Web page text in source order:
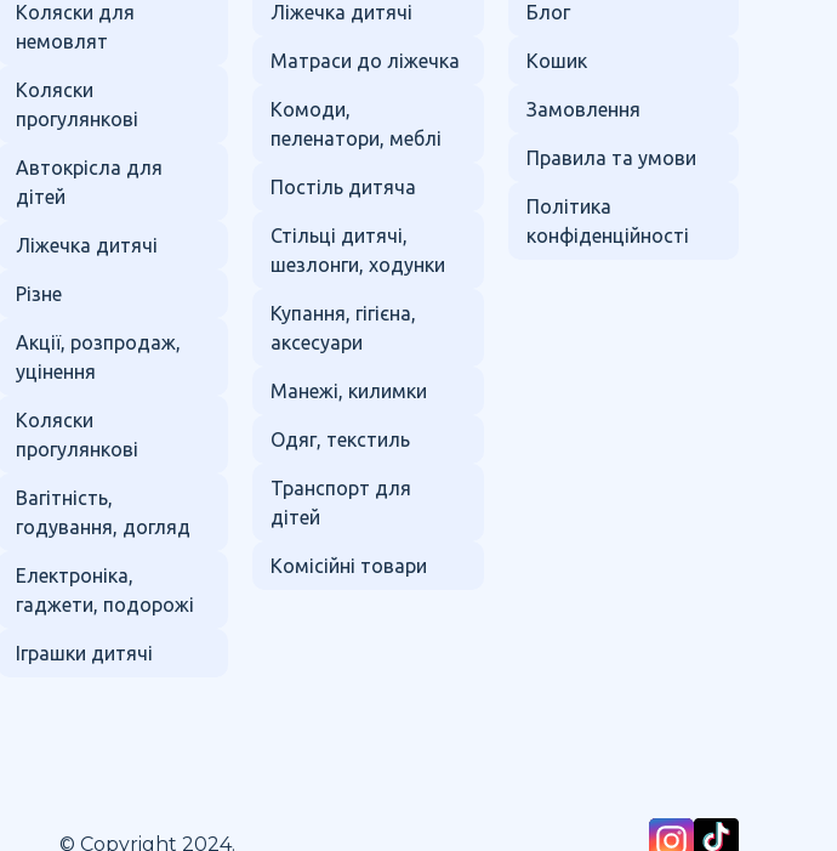
Коляски для
немовлят
Коляски
прогулянкові
Автокрісла для
дітей
Ліжечка дитячі
Різне
Акції, розпродаж,
уцінення
Коляски
прогулянкові
Вагітність,
годування, догляд
Електроніка,
гаджети, подорожі
Іграшки дитячі
Ліжечка дитячі
Матраси до ліжечка
Комоди,
пеленатори, меблі
Постіль дитяча
Стільці дитячі,
шезлонги, ходунки
Купання, гігієна,
аксесуари
Манежі, килимки
Одяг, текстиль
Транспорт для
дітей
Комісійні товари
Блог
Кошик
Замовлення
Правила та умови
Політика
конфіденційності
© Copyright 2024.